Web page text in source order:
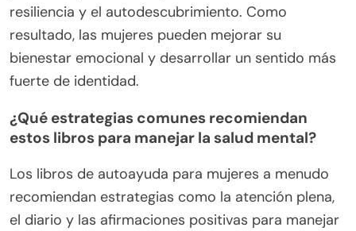
resiliencia y el autodescubrimiento. Como
resultado, las mujeres pueden mejorar su
bienestar emocional y desarrollar un sentido más
fuerte de identidad.
¿Qué estrategias comunes recomiendan
estos libros para manejar la salud mental?
Los libros de autoayuda para mujeres a menudo
recomiendan estrategias como la atención plena,
el diario y las afirmaciones positivas para manejar